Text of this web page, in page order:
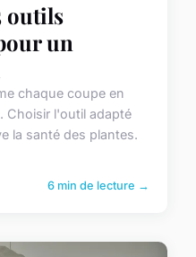
outils
un
chaque coupe en
Choisir l'outil adapté
la santé des plantes.
6 min de lecture →